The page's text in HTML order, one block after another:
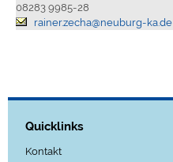
08283 9985-28
rainer.zecha@neuburg-ka.de
Quicklinks
Kontakt